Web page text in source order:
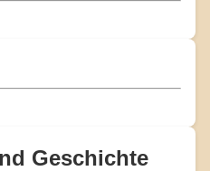
Geschichte